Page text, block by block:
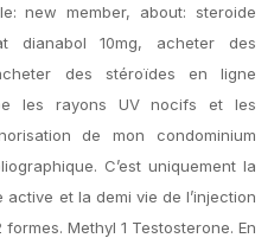
new member, about: steroide
dianabol 10mg, acheter des
des stéroïdes en ligne
les rayons UV nocifs et les
de mon condominium
C’est uniquement la
active et la demi vie de l’injection
Methyl 1 Testosterone. En